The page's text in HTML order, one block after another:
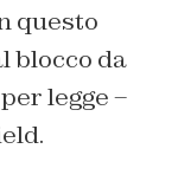
questo
blocco da
legge –